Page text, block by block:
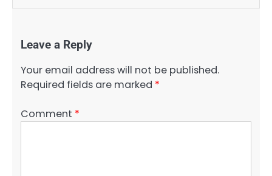
Leave a Reply
Your email address will not be published.
Required fields are marked *
Comment *